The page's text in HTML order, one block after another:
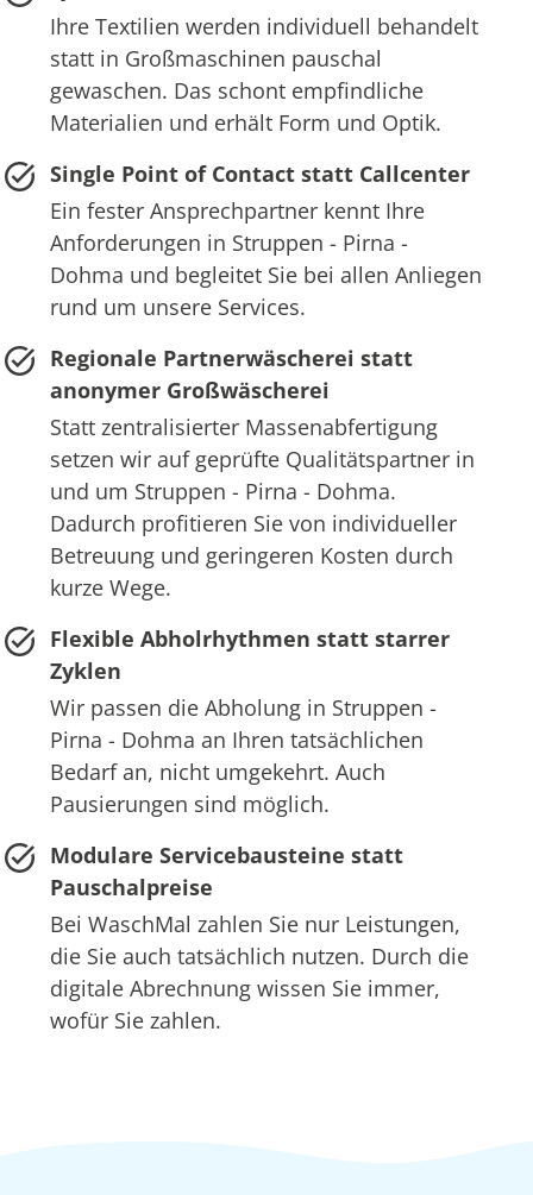
Ihre Textilien werden individuell behandelt
statt in Großmaschinen pauschal
gewaschen. Das schont empfindliche
Materialien und erhält Form und Optik.
Single Point of Contact statt Callcenter
Ein fester Ansprechpartner kennt Ihre
Anforderungen in Struppen - Pirna -
Dohma und begleitet Sie bei allen Anliegen
rund um unsere Services.
Regionale Partnerwäscherei statt
anonymer Großwäscherei
Statt zentralisierter Massenabfertigung
setzen wir auf geprüfte Qualitätspartner in
und um Struppen - Pirna - Dohma.
Dadurch profitieren Sie von individueller
Betreuung und geringeren Kosten durch
kurze Wege.
Flexible Abholrhythmen statt starrer
Zyklen
Wir passen die Abholung in Struppen -
Pirna - Dohma an Ihren tatsächlichen
Bedarf an, nicht umgekehrt. Auch
Pausierungen sind möglich.
Modulare Servicebausteine statt
Pauschalpreise
Bei WaschMal zahlen Sie nur Leistungen,
die Sie auch tatsächlich nutzen. Durch die
digitale Abrechnung wissen Sie immer,
wofür Sie zahlen.